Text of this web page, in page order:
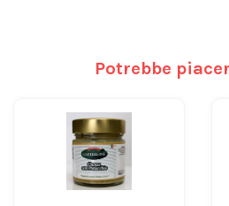
Potrebbe